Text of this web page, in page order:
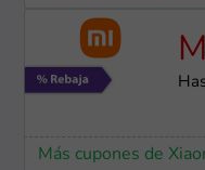
Más cupones de